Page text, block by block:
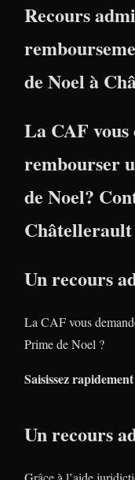
Recours
de Noel à
La CAF vous
rembourser
de Noel?
Châtellerault
Un recours
La CAF vous
Prime de Noel ?
Saisissez
Un recours